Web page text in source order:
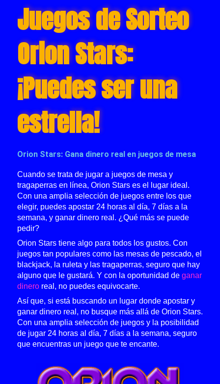
Juegos de Sorteo
Orion Stars:
¡Puedes ser una
estrella!
Orion Stars: Gana dinero real en juegos de mesa
Cuando se trata de jugar a juegos de mesa y
tragaperras en línea, Orion Stars es el lugar ideal.
Con una amplia selección de juegos entre los que
elegir, puedes apostar 24 horas al día, 7 días a la
semana, y ganar dinero real. ¿Qué más se puede
pedir?
Orion Stars tiene algo para todos los gustos. Con
juegos tan populares como las mesas de pescado, el
blackjack, la ruleta y las tragaperras, seguro que hay
alguno que le gustará. Y con la oportunidad de ganar
dineroreal, no puedes equivocarte.
Así que, si está buscando un lugar donde apostar y
ganar dinero real, no busque más allá de Orion Stars.
Con una amplia selección de juegos y la posibilidad
de jugar 24 horas al día, 7 días a la semana, seguro
que encuentras un juego que te encante.